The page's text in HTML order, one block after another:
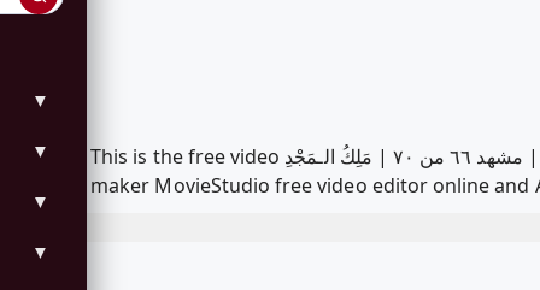
▼
▼
▼
▼
This is the free video مشهد ٦٦ من ٧٠ | مَلِكُ الـمَجْدِ | KING of GLORY | 66/70 | Arabic that can be downloaded, played and edit with our RedcoolMedia movie
maker MovieStudio free video editor online